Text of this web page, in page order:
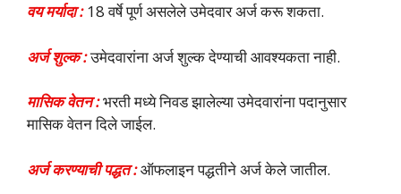
वय मर्यादा :18 वर्षे पूर्ण असलेले उमेदवार अर्ज करू शकता.
अर्ज शुल्क :उमेदवारांना अर्ज शुल्क देण्याची आवश्यकता नाही.
मासिक वेतन :भरती मध्ये निवड झालेल्या उमेदवारांना पदानुसार
मासिक वेतन दिले जाईल.
अर्ज करण्याची पद्धत :ऑफलाइन पद्धतीने अर्ज केले जातील.